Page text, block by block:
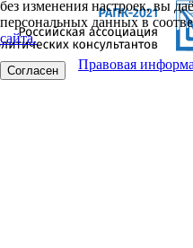
без изменения настроек, вы
персональных данных в
сайта.
Согласен Правовая